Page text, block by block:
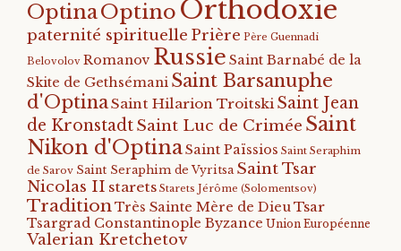
OptinaOptino Orthodoxie
paternité spirituelle Prière Père Guennadi
Belovolov Romanov Russie Saint Barnabé de la
Skite de Gethsémani Saint Barsanuphe
d'OptinaSaint Hilarion Troitski Saint Jean
de KronstadtSaint Luc de Crimée Saint
Nikon d'OptinaSaint Païssios Saint Seraphim
de Sarov Saint Seraphim de Vyritsa Saint Tsar
Nicolas II starets Starets Jérôme (Solomentsov)
TraditionTrès Sainte Mère de DieuTsar
Tsargrad Constantinople Byzance Union Européenne
Valerian Kretchetov